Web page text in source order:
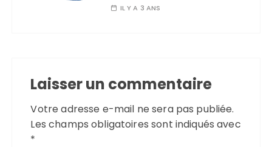
IL Y A 3 ANS
Laisser un commentaire
Votre adresse e-mail ne sera pas publiée.
Les champs obligatoires sont indiqués avec
*